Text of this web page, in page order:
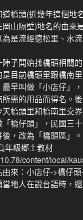
頭(近幾年這個地
山隔壁)地名的由來
流經德松里、水流
子開始找橋頭相關
前橋頭里跟橋南里
叫做「小店仔」，
需的用品而得名。
橋頭里和橋南里交
橋仔頭」，民國三
，改為「橋頭區」。
年級鄉土教材
content/local/
來：小店仔->橋仔頭
人在說台語時，還